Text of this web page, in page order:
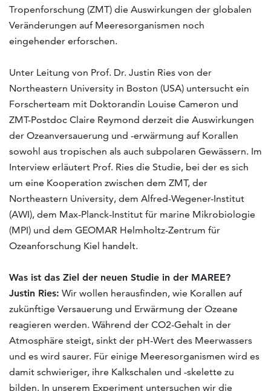
Tropenforschung (ZMT) die Auswirkungen der globalen
Veränderungen auf Meeresorganismen noch
eingehender erforschen.
Unter Leitung von Prof. Dr. Justin Ries von der
Northeastern University in Boston (USA) untersucht ein
Forscherteam mit Doktorandin Louise Cameron und
ZMT-Postdoc Claire Reymond derzeit die Auswirkungen
der Ozeanversauerung und -erwärmung auf Korallen
sowohl aus tropischen als auch subpolaren Gewässern. Im
Interview erläutert Prof. Ries die Studie, bei der es sich
um eine Kooperation zwischen dem ZMT, der
Northeastern University, dem Alfred-Wegener-Institut
(AWI), dem Max-Planck-Institut für marine Mikrobiologie
(MPI) und dem GEOMAR Helmholtz-Zentrum für
Ozeanforschung Kiel handelt.
Was ist das Ziel der neuen Studie in der MAREE?
Justin Ries: Wir wollen herausfinden, wie Korallen auf
zukünftige Versauerung und Erwärmung der Ozeane
reagieren werden. Während der CO2-Gehalt in der
Atmosphäre steigt, sinkt der pH-Wert des Meerwassers
und es wird saurer. Für einige Meeresorganismen wird es
damit schwieriger, ihre Kalkschalen und -skelette zu
bilden. In unserem Experiment untersuchen wir die